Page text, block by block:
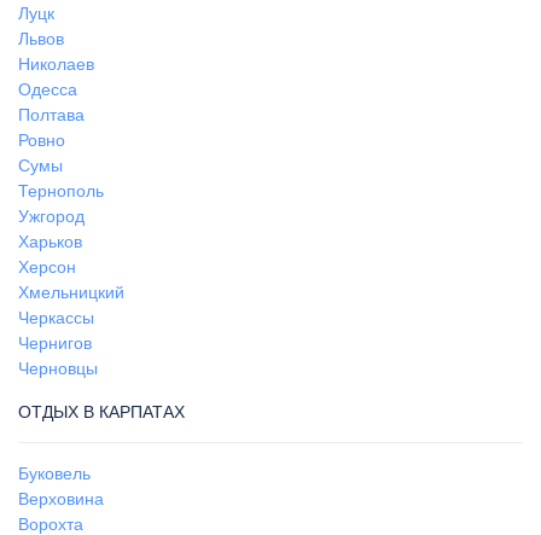
Луцк
Львов
Николаев
Одесса
Полтава
Ровно
Сумы
Тернополь
Ужгород
Харьков
Херсон
Хмельницкий
Черкассы
Чернигов
Черновцы
ОТДЫХ В КАРПАТАХ
Буковель
Верховина
Ворохта